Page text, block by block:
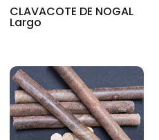
CLAVACOTE DE NOGAL
Largo